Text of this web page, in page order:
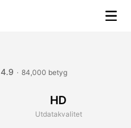
4.9 · 84,000 betyg
HD
Utdatakvalitet